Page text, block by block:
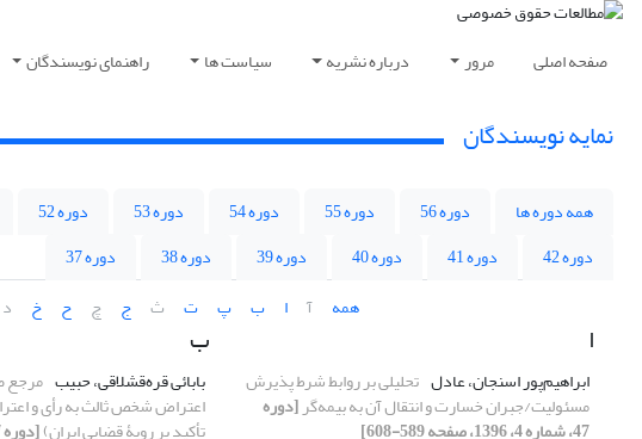
صفحه اصلی مرور درباره نشریه سیاست ها راهنمای نویسندگان
نمایه نویسندگان
همه دوره ها دوره 56 دوره 55 دوره 54 دوره 53 دوره 52
دوره 42
دوره 41 دوره 40 دوره 39 دوره 38
دوره 37
همه
آ ا ب پ ت ث ج چ ح خ د
ا
ابراهیم‌پور اسنجان، عادل تحلیلی بر روابط شرط پذیرش
مسئولیت/جبران خسارت و انتقال آن به بیمه‌گر[دوره
47، شماره 4، 1396، صفحه 589-608]
ب
بابائی قره‌قشلاقی، حبیب مرجع
اعتراض شخص ثالث به رأی و
تأکید بر رویۀ قضایی ایران)